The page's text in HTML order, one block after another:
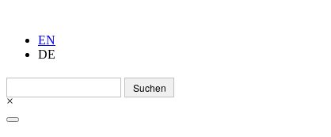
EN
DE
Suchen
nach:
×